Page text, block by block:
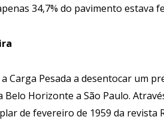
34,7% do pavimento estava
Carga Pesada a desentocar um
Belo Horizonte a São Paulo.
de fevereiro de 1959 da revista